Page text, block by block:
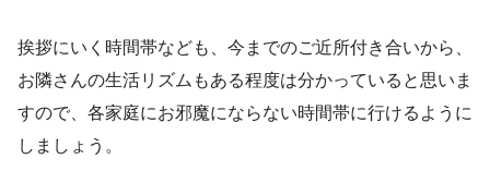
挨拶にいく時間帯なども、今までのご近所付き合いから、
お隣さんの生活リズムもある程度は分かっていると思いま
すので、各家庭にお邪魔にならない時間帯に行けるように
しましょう。